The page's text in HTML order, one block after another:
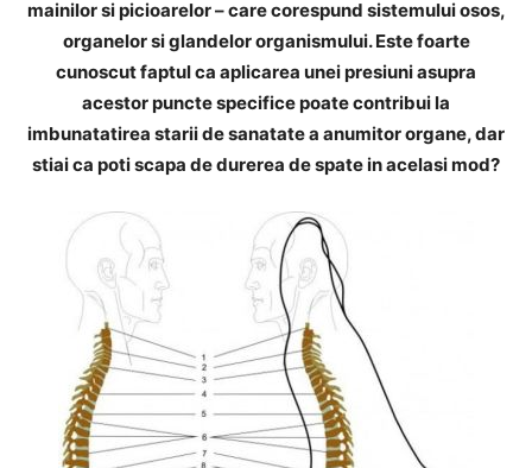
mainilor si picioarelor – care corespund sistemului osos,
organelor si glandelor organismului. Este foarte
cunoscut faptul ca aplicarea unei presiuni asupra
acestor puncte specifice poate contribui la
imbunatatirea starii de sanatate a anumitor organe, dar
stiai ca poti scapa de durerea de spate in acelasi mod?